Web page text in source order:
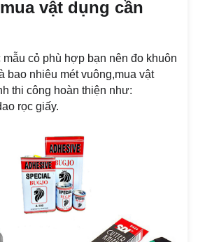
vật dụng cần
cỏ phù hợp bạn nên đo khuôn
bao nhiêu mét vuông,mua vật
thi công hoàn thiện như:
rọc giấy.